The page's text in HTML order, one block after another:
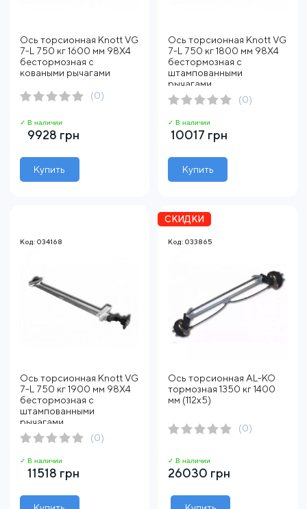
Ось торсионная Knott VG
7-L 750 кг 1600 мм 98X4
бестормозная с
коваными рычагами
(0)
✓ В наличии
9928 грн
Купить
Ось торсионная Knott VG
7-L 750 кг 1800 мм 98X4
бестормозная с
штампованными
рычагами
(0)
✓ В наличии
10017 грн
Купить
Код: 034168
Ось торсионная Knott VG
7-L 750 кг 1900 мм 98X4
бестормозная с
штампованными
рычагами
(0)
✓ В наличии
11518 грн
СКИДКИ
Код: 033865
Ось торсионная AL-KO
тормозная 1350 кг 1400
мм (112х5)
(0)
✓ В наличии
26030 грн